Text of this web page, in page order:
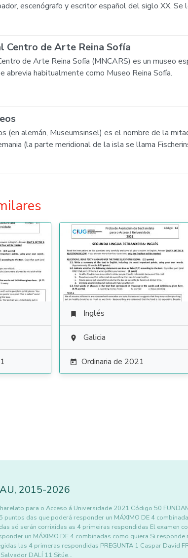
escenógrafo y escritor español del siglo XX.
Centro de Arte Reina Sofía
de Arte Reina Sofía (MNCARS) es un museo
abrevia habitualmente como Museo Reina Sofía.
(en alemán, Museumsinsel) es el nombre de la
(la parte meridional de la isla se llama
 Inglés
 Galicia
 Ordinaria de 2021
, 2015-2026
para o Acceso á Universidade 2021 Código 50
puntos das que poderá responder un MÁXIMO DE 4
só serán corrixidas as 4 primeiras respondidas El examen
un MÁXIMO DE 4 combinadas como quiera Si responde
las 4 primeras respondidas PREGUNTA 1 Caspar David
DALÍ 11 Sitúe…